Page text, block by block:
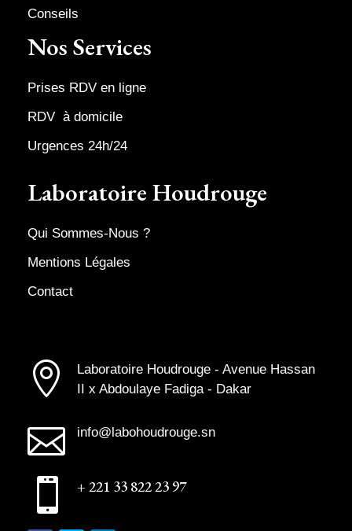
Conseils
Nos Services
Prises RDV en ligne
RDV à domicile
Urgences 24h/24
Laboratoire Houdrouge
Qui Sommes-Nous ?
Mentions Légales
Contact

Laboratoire Houdrouge - Avenue Hassan
II x Abdoulaye Fadiga - Dakar
 info@labohoudrouge.sn
 + 221 33 822 23 97